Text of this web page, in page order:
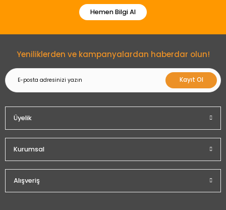
Hemen Bilgi Al
Yeniliklerden ve kampanyalardan haberdar olun!
Kayıt Ol
Üyelik
Kurumsal
Alışveriş